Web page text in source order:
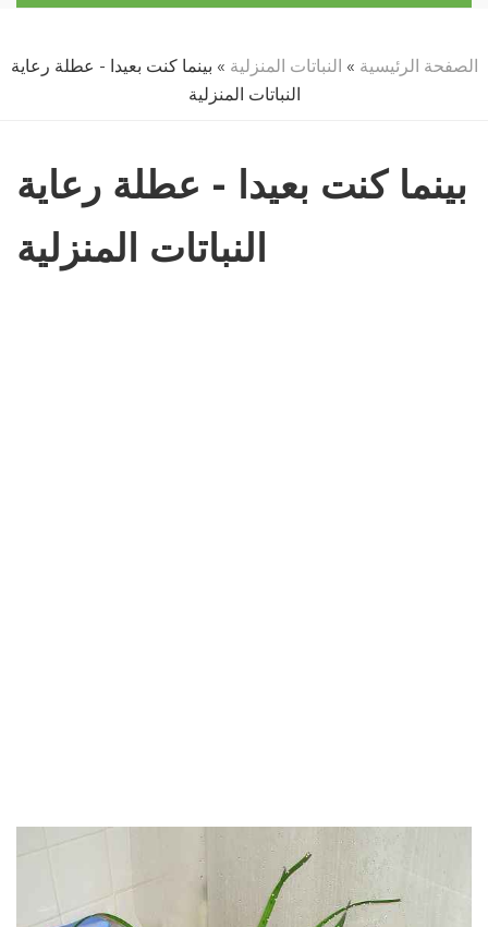
الصفحة الرئيسية » النباتات المنزلية » بينما كنت بعيدا - عطلة رعاية
النباتات المنزلية
بينما كنت بعيدا - عطلة رعاية
النباتات المنزلية